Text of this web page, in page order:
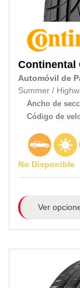
Continental
Automóvil de
Summer /
Ancho de
Código de
No Disponible
Ver